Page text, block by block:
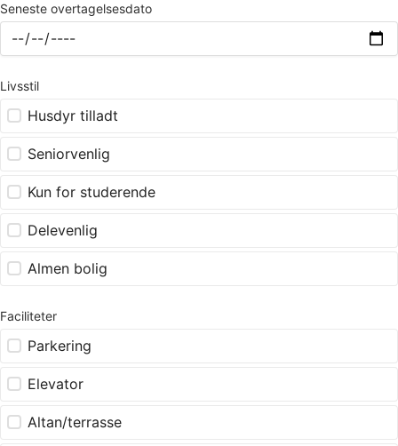
Seneste overtagelsesdato
Livsstil
Husdyr tilladt
Seniorvenlig
Kun for studerende
Delevenlig
Almen bolig
Faciliteter
Parkering
Elevator
Altan/terrasse